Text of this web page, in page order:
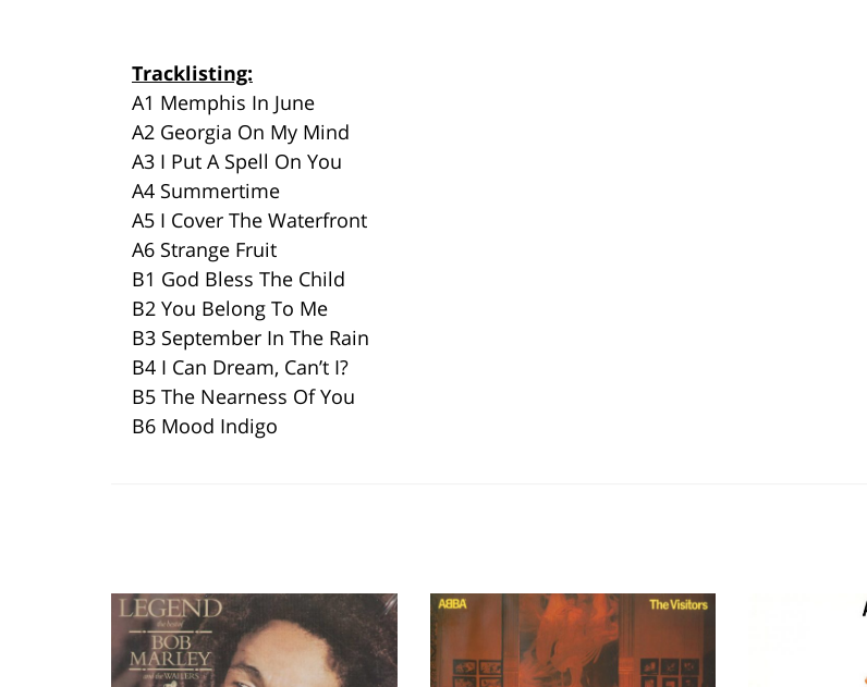
Tracklisting:
A1 Memphis In June
A2 Georgia On My Mind
A3 I Put A Spell On You
A4 Summertime
A5 I Cover The Waterfront
A6 Strange Fruit
B1 God Bless The Child
B2 You Belong To Me
B3 September In The Rain
B4 I Can Dream, Can’t I?
B5 The Nearness Of You
B6 Mood Indigo